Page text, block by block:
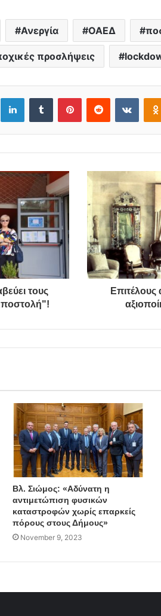
Ανεργία ΟΑΕΔ
προσλήψεις
τους
Επιτέλους
Βλ. Σιώμος: «Αδύνατη η
αντιμετώπιση φυσικών
καταστροφών χωρίς επαρκείς
πόρους στους Δήμους»
November 9, 2023